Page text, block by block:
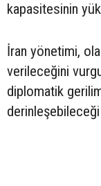
kapasitesinin
İran yönetimi,
verileceğini
diplomatik